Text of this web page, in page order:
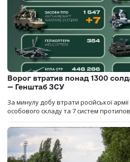
Ворог втратив понад 1300
— Генштаб ЗСУ
За минулу добу втрати російської
особового складу та 7 систем